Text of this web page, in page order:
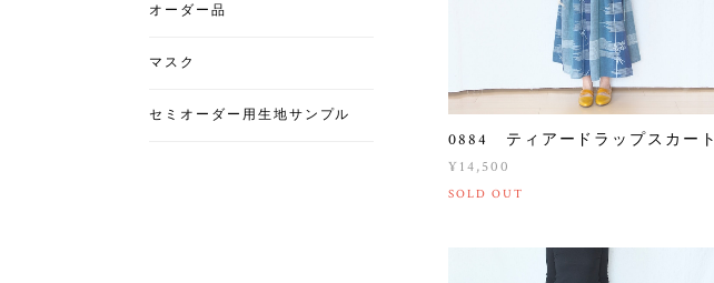
0884 ティアードラップスカート
¥14,500
SOLD OUT
オーダー品
マスク
セミオーダー用生地サンプル